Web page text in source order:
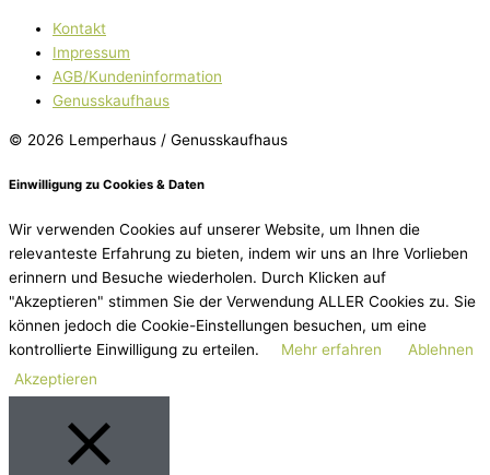
Kontakt
Impressum
AGB/Kundeninformation
Genusskaufhaus
© 2026 Lemperhaus / Genusskaufhaus
Einwilligung zu Cookies & Daten
Wir verwenden Cookies auf unserer Website, um Ihnen die
relevanteste Erfahrung zu bieten, indem wir uns an Ihre Vorlieben
erinnern und Besuche wiederholen. Durch Klicken auf
"Akzeptieren" stimmen Sie der Verwendung ALLER Cookies zu. Sie
können jedoch die Cookie-Einstellungen besuchen, um eine
kontrollierte Einwilligung zu erteilen.
Mehr erfahren
Ablehnen
Akzeptieren